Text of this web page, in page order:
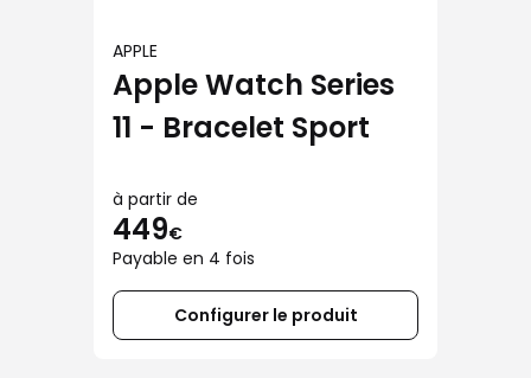
APPLE
Apple Watch Series
11 - Bracelet Sport
à partir de
449€
Payable en 4 fois
Configurer le produit